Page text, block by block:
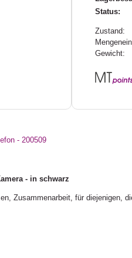
Status:
Zustand:
Gewicht:
- 200509
- in schwarz
Zusammenarbeit, für diejenigen,